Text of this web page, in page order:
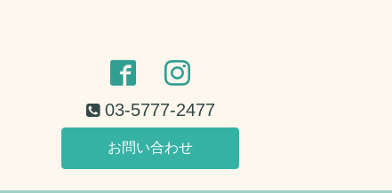
03-5777-2477
お問い合わせ